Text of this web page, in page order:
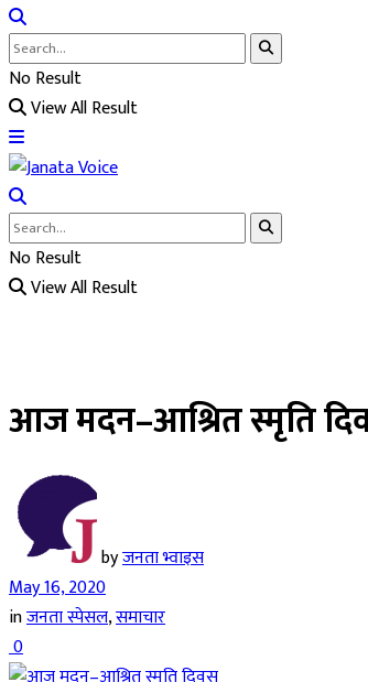
No Result
View All Result
No Result
View All Result
आज मदन–आश्रित स्मृति
byजनता भ्वाइस
May 16, 2020
inजनता स्पेसल,समाचार
0